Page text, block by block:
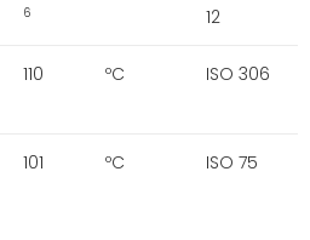
6
12
110 ºC ISO 306
101 ºC ISO 75